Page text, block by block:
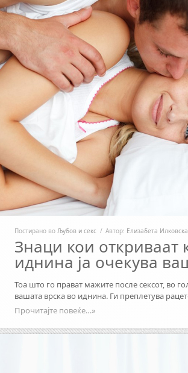
Постирано во Љубов и секс / Автор: Елизабета Илковска
Знаци кои откриваат
иднина ја очекува
Тоа што го прават мажите после сексот, во
вашата врска во иднина. Ги преплетува
Прочитајте повеќе…»